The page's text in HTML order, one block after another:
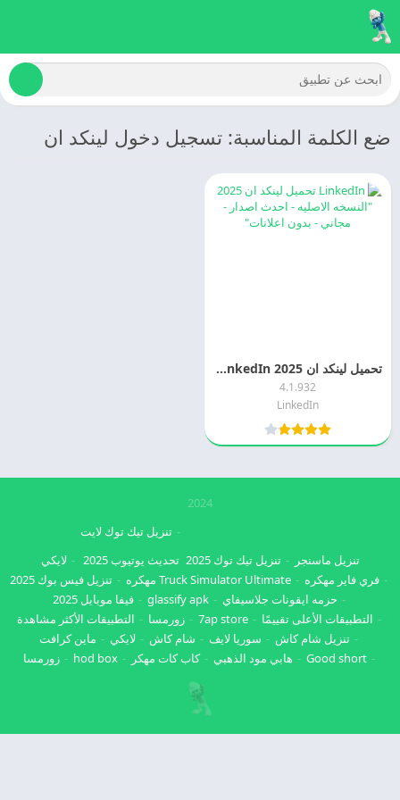
ضع الكلمة المناسبة: تسجيل دخول لينكد ان
تحميل لينكد ان 2025 LinkedIn اخر اصدار مجانا
4.1.932
LinkedIn
2024
تنزيل ماسنجر تنزيل تيك توك 2025
تنزيل تيك توك لايت
تحديث يوتيوب 2025
لايكي
فري فاير مهكره
Truck Simulator Ultimate مهكره
تنزيل فيس بوك 2025
حزمه ايقونات جلاسيفاي
glassify apk
فيفا موبايل 2025
التطبيقات الأعلى تقييمًا
7ap store زورمسا
التطبيقات الأكثر مشاهدة
تنزيل شام كاش
سوريا لايف شام كاش لايكي
ماين كرافت
Good short
هابي مود الذهبي كاب كات مهكر hod box زورمسا